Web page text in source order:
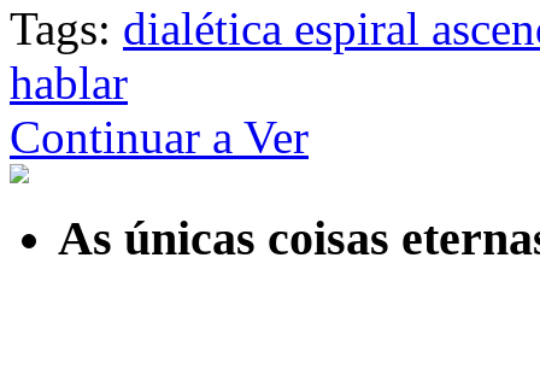
Tags: dialética espiral
hablar
Continuar a Ver
As únicas coisas